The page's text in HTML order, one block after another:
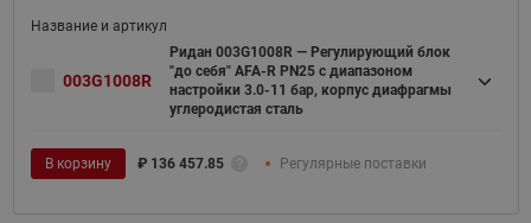
003G1008R
Ридан 003G1008R — Регулирующий блок
"до себя" AFA-R PN25 с диапазоном
настройки 3.0-11 бар, корпус диафрагмы
углеродистая сталь
В корзину ₽ 136 457.85 Регулярные поставки